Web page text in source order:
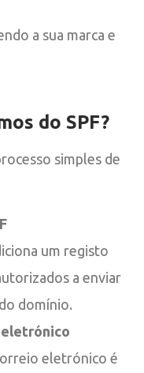
a sua marca e
do SPF?
simples de
um registo
a enviar
domínio.
eletrónico é